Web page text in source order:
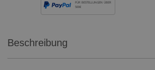
FÜR BESTELLUNGEN ÜBER
500€
Beschreibung